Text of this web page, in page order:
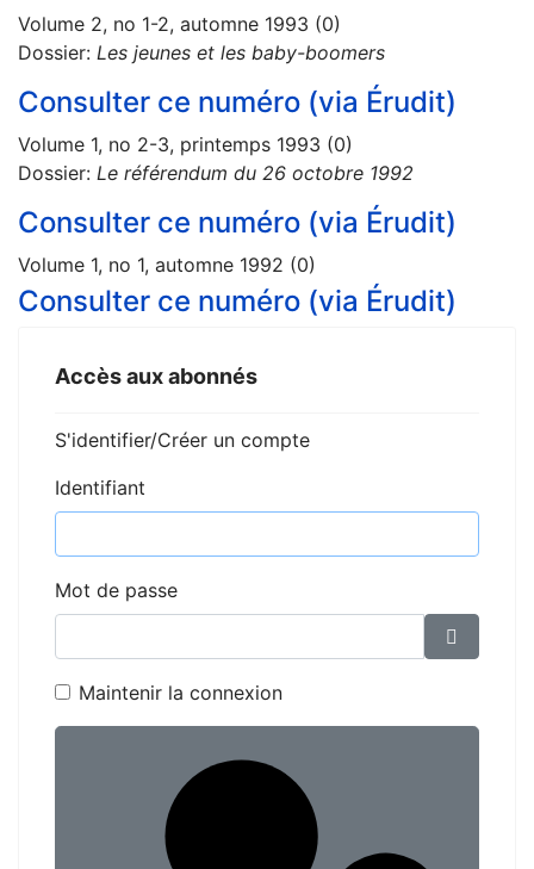
Volume 2, no 1-2, automne 1993 (0)
Dossier: Les jeunes et les baby-boomers
Consulter ce numéro (via Érudit)
Volume 1, no 2-3, printemps 1993 (0)
Dossier: Le référendum du 26 octobre 1992
Consulter ce numéro (via Érudit)
Volume 1, no 1, automne 1992 (0)
Consulter ce numéro (via Érudit)
Accès aux abonnés
S'identifier/Créer un compte
Identifiant
Mot de passe
Maintenir la connexion